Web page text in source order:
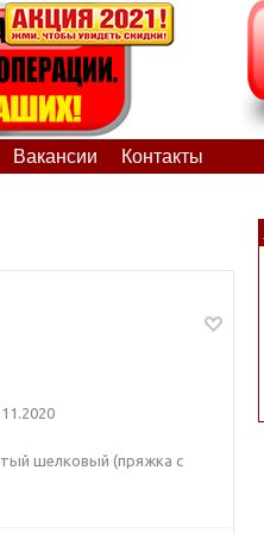
Вакансии Контакты
шелковый (пряжка с